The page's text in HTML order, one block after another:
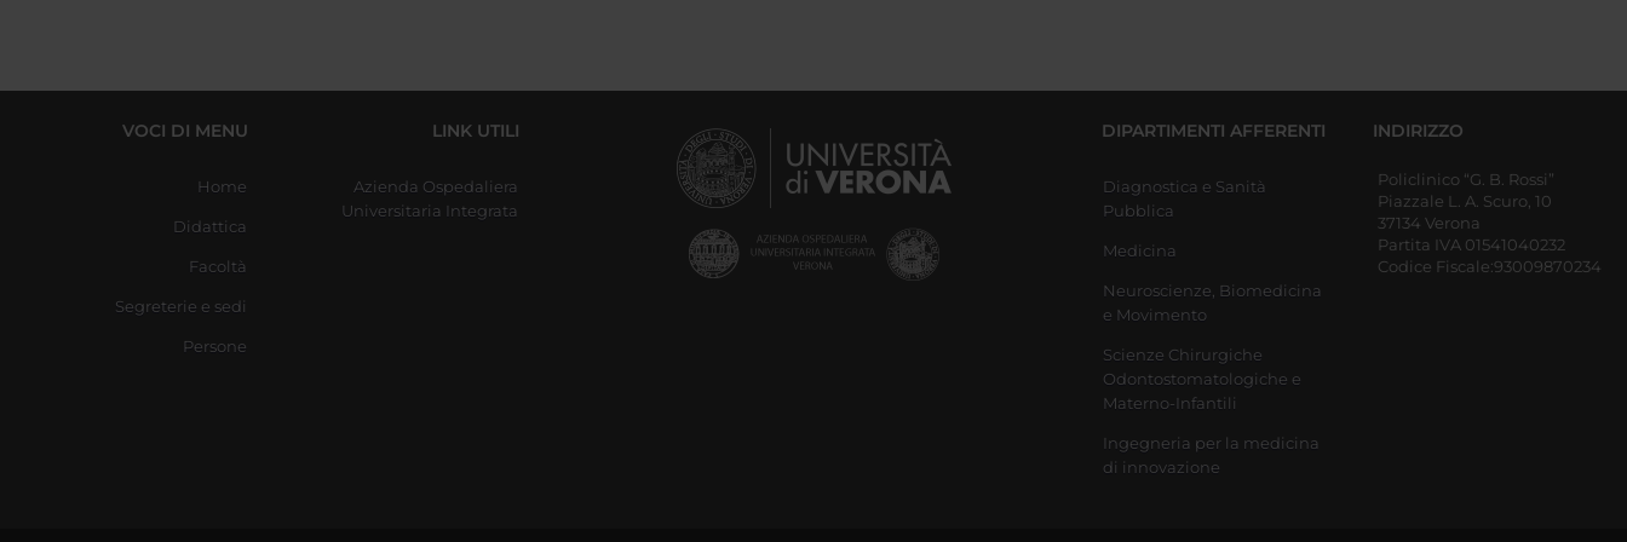
VOCI DI MENU
Home
Didattica
Facoltà
Segreterie e sedi
Persone
LINK UTILI
Azienda Ospedaliera
Universitaria Integrata
DIPARTIMENTI AFFERENTI
Diagnostica e Sanità
Pubblica
Medicina
Neuroscienze, Biomedicina
e Movimento
Scienze Chirurgiche
Odontostomatologiche e
Materno-Infantili
Ingegneria per la medicina
di innovazione
INDIRIZZO
Policlinico “G. B. Rossi”
Piazzale L. A. Scuro, 10
37134 Verona
Partita IVA 01541040232
Codice Fiscale:93009870234